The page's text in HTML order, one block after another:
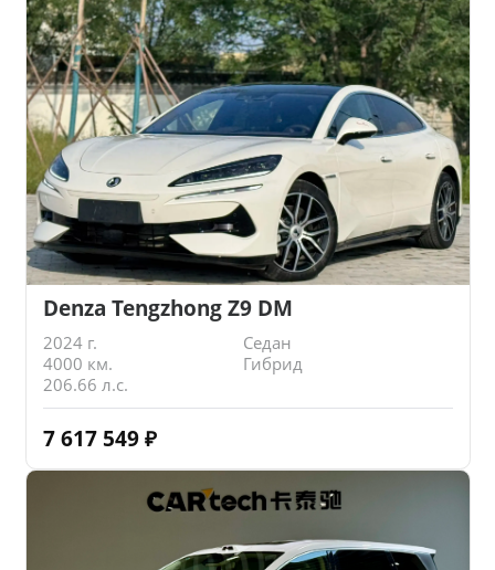
Denza Tengzhong Z9 DM
2024 г.
Седан
4000 км.
Гибрид
206.66 л.с.
7 617 549 ₽